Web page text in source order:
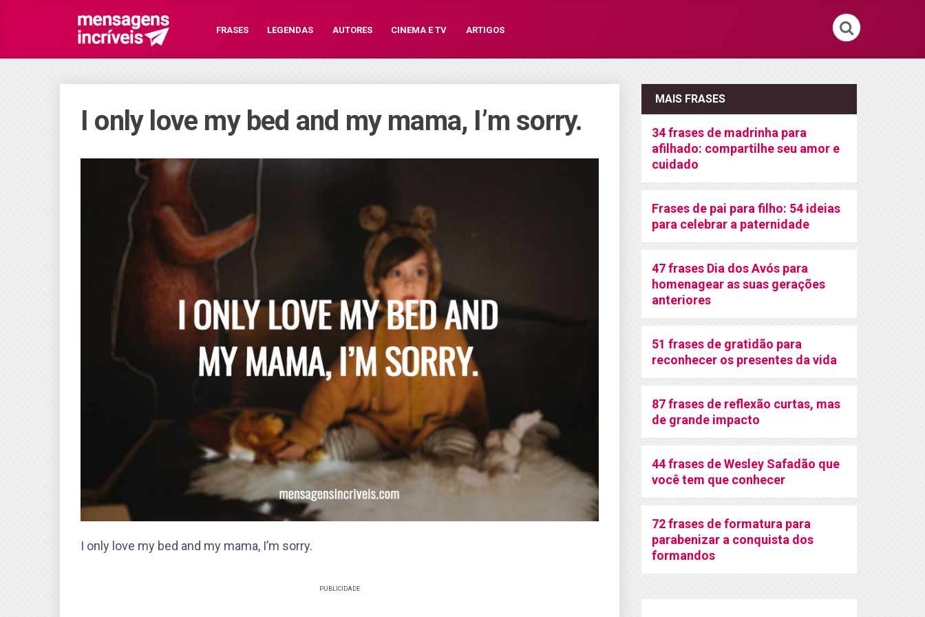
FRASES LEGENDAS AUTORES CINEMA E TV ARTIGOS
I only love my bed and my mama, I’m sorry.
I only love my bed and my mama, I’m sorry.
PUBLICIDADE
MAIS FRASES
34 frases de madrinha para
afilhado: compartilhe seu amor e
cuidado
Frases de pai para filho: 54 ideias
para celebrar a paternidade
47 frases Dia dos Avós para
homenagear as suas gerações
anteriores
51 frases de gratidão para
reconhecer os presentes da vida
87 frases de reflexão curtas, mas
de grande impacto
44 frases de Wesley Safadão que
você tem que conhecer
72 frases de formatura para
parabenizar a conquista dos
formandos